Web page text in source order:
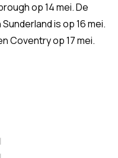
op 14 mei. De
is op 16 mei.
Coventry op 17 mei.